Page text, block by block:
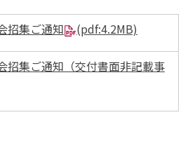
招集ご通知 (pdf:4.2MB)
招集ご通知（交付書面非記載事